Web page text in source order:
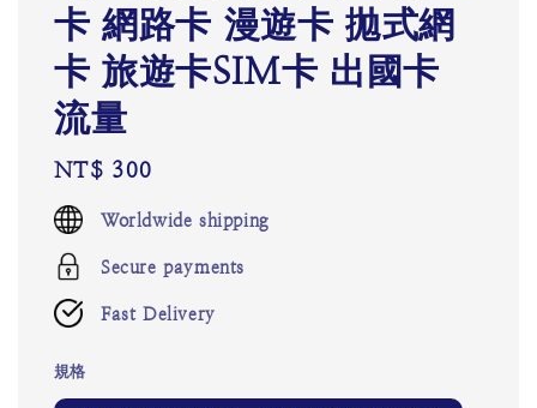
卡 網路卡 漫遊卡 拋式網
卡 旅遊卡SIM卡 出國卡
流量
Regular
price
NT$ 300
Worldwide shipping
Secure payments
Fast Delivery
規格